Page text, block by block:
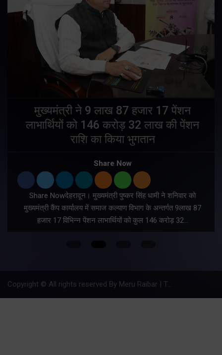
मुख्यमंत्री ने 9 लाख 87 हजार 17 पेंशन
लाभार्थियों को 146 करोड़ 32 लाख की पेंशन
राशि का किया भुगतान
Share Now
Share Nowदेहरादून। मुख्यमंत्री पुष्कर सिंह धामी ने शनिवार को
मुख्यमंत्री कैंप कार्यालय में समाज कल्याण विभाग के अन्तर्गत 9लाख 87
हजार 17 विभिन्न पेंशन लाभार्थियों को कुल 146 करोड़ 32…
Copyright © All rights reserved By Meru Raibar | Theme by